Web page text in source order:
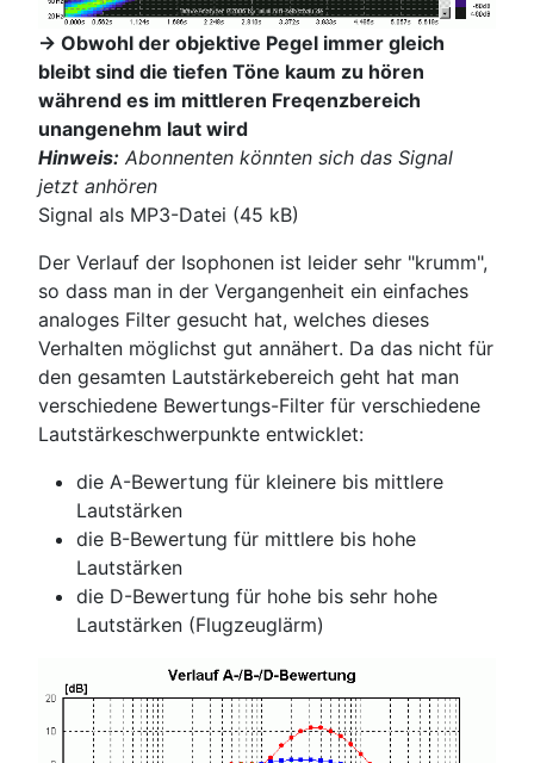
-> Obwohl der objektive Pegel immer gleich
bleibt sind die tiefen Töne kaum zu hören
während es im mittleren Freqenzbereich
unangenehm laut wird
Hinweis: Abonnenten könnten sich das Signal
jetzt anhören
Signal als MP3-Datei (45 kB)
Der Verlauf der Isophonen ist leider sehr "krumm",
so dass man in der Vergangenheit ein einfaches
analoges Filter gesucht hat, welches dieses
Verhalten möglichst gut annähert. Da das nicht für
den gesamten Lautstärkebereich geht hat man
verschiedene Bewertungs-Filter für verschiedene
Lautstärkeschwerpunkte entwicklet:
die A-Bewertung für kleinere bis mittlere
Lautstärken
die B-Bewertung für mittlere bis hohe
Lautstärken
die D-Bewertung für hohe bis sehr hohe
Lautstärken (Flugzeuglärm)